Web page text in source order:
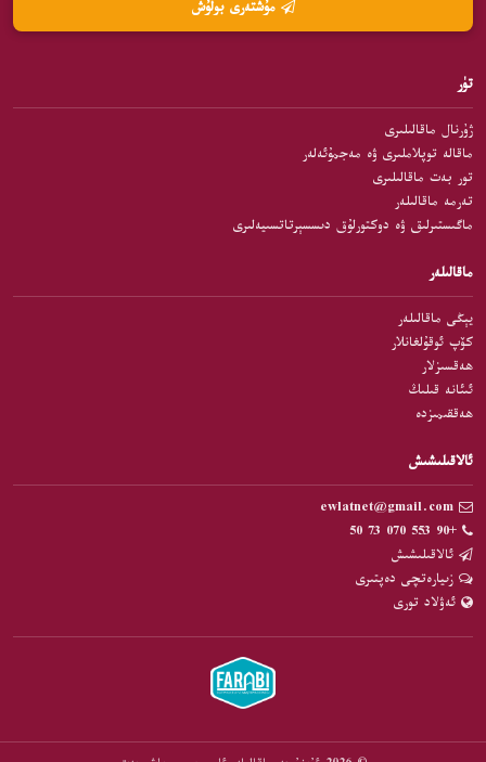
تۈر
ژۇرنال ماقالىلىرى
ماقالە توپلاملىرى ۋە مەجمۇئەلەر
تور بەت ماقالىلىرى
تەرمە ماقالىلەر
ماگىستىرلىق ۋە دوكتورلۇق دىسسېرتاتسىيەلىرى
ماقالىلەر
يېڭى ماقالىلەر
كۆپ ئوقۇلغانلار
ھەقسىزلار
ئىئانە قىلىڭ
ھەققىمىزدە
ئالاقىلىشىش
+90 553 070 73 50
ئالاقىلىشىش
زىيارەتچى دەپتىرى
ئەۋلاد تورى